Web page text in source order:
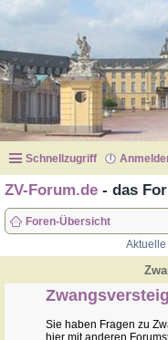
Schnellzugriff
ZV-Forum.de - das
Foren-Übersicht
Aktuelle
Sie haben Fragen zu
hier mit anderen